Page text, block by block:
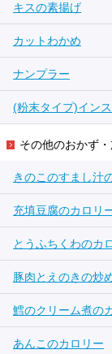
キスの素揚げ
カットわかめ
ナンプラー
(粉末タイプ)イン
その他のおかず
きのこのすまし汁
充填豆腐のカロリ
とうふちくわのカ
豚肉とえのきの炒
鱈のクリーム煮の
あんこのカロリー